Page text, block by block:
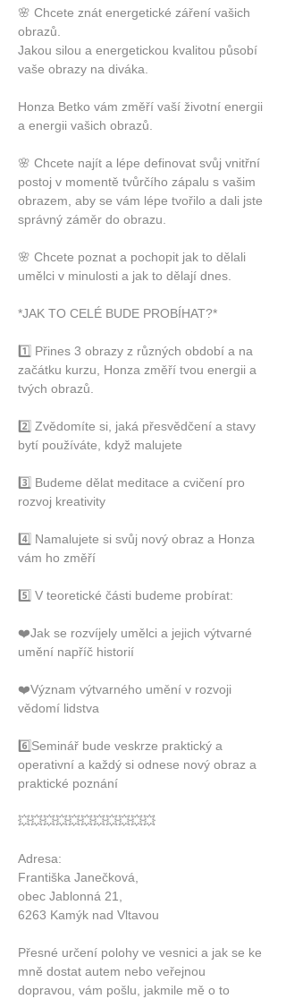
🌸 Chcete znát energetické záření vašich
obrazů.
Jakou silou a energetickou kvalitou působí
vaše obrazy na diváka.
Honza Betko vám změří vaší životní energii
a energii vašich obrazů.
🌸 Chcete najít a lépe definovat svůj vnitřní
postoj v momentě tvůrčího zápalu s vašim
obrazem, aby se vám lépe tvořilo a dali jste
správný záměr do obrazu.
🌸 Chcete poznat a pochopit jak to dělali
umělci v minulosti a jak to dělají dnes.
*JAK TO CELÉ BUDE PROBÍHAT?*
1️⃣ Přines 3 obrazy z různých období a na
začátku kurzu, Honza změří tvou energii a
tvých obrazů.
2️⃣ Zvědomíte si, jaká přesvědčení a stavy
bytí používáte, když malujete
3️⃣ Budeme dělat meditace a cvičení pro
rozvoj kreativity
4️⃣ Namalujete si svůj nový obraz a Honza
vám ho změří
5️⃣ V teoretické části budeme probírat:
❤️Jak se rozvíjely umělci a jejich výtvarné
umění napříč historií
❤️Význam výtvarného umění v rozvoji
vědomí lidstva
6️⃣Seminář bude veskrze praktický a
operativní a každý si odnese nový obraz a
praktické poznání
💥💥💥💥💥💥💥💥💥💥💥
Adresa:
Františka Janečková,
obec Jablonná 21,
6263 Kamýk nad Vltavou
Přesné určení polohy ve vesnici a jak se ke
mně dostat autem nebo veřejnou
dopravou, vám pošlu, jakmile mě o to